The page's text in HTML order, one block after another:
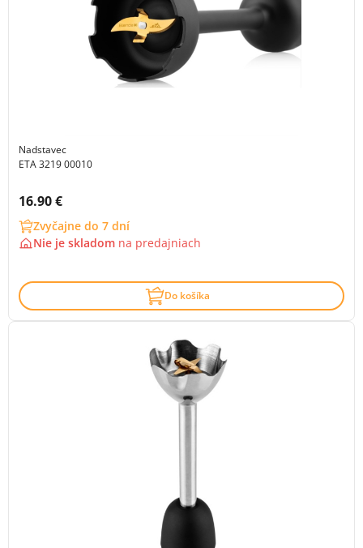
Nadstavec
ETA 3219 00010
Cena s DPH:
16.90 €
Zvyčajne do 7 dní
Nie je skladom na predajniach
Do košíka